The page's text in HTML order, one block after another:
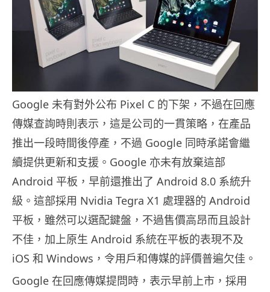
Google 未有對外公布 Pixel C 的下架，不過在回應
傳媒查詢時則表示，這是公司的一貫策略，在產品
推出一段時間後停產，不過 Google 同時承諾會繼
續提供更新和支援。Google 亦未有放棄這部
Android 平板，早前還推出了 Android 8.0 系統升
級。這部採用 Nvidia Tegra X1 處理器的 Android
平板，雖然可以選配鍵盤，不過售價高昂而且設計
不佳，加上原生 Android 系統在平板的表現不及
iOS 和 Windows，令用戶和傳媒的評價普遍欠佳。
Google 在回應傳媒提問時，表示早前上市，採用